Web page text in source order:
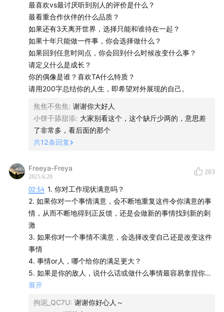
Q4-直播运营门槛低，怎样在这个领域有更好的发展
和晋升空间？
上手容易的工作，真正做好比较难，也更看重个人
的技巧和训练；
复盘是为了得到结论，在新的经历中验证结论的可
为什么去留学？每个人的选择不止有单一归因；
底层根本；
BGM：《Give Me》
最喜欢vs最讨厌听到别人的评价是什么？
最看重合作伙伴的什么品质？
如果还有3天离开世界，选择只能和谁待在一起？
如果十年只能做一件事，你会选择做什么？
如果回到任意时间点，你会回到什么时候改变什么事？
请定义什么是成长？
你的偶像是谁？喜欢TA什么特质？
请用200字总结你的人生，即希望对外展现的自己。
焦焦不焦焦: 谢谢你大好人
小饼干舔甜添: 大家别看这个，这个缺斤少两的，意思差
了非常多，看后面的那个
共12条回复
Freeya-Freya
2025.6.20
203
02:54 1. 你对工作现状满意吗？
2. 如果你对一个事情满意，会不断地重复这件令你满意的事
情，从而不断地得到正反馈，还是会做新的事情找到新的刺
激
3. 如果你对一个事情不满意，会选择改变自己还是改变这件
事情
4. 事情or人，哪个给你的满足更大？
5. 如果是你的敌人，说什么话或做什么事情最容易拿捏你，
能够在短时间内建立对TA的信任，而你比较不容易发现TA的
喜欢，TA假装成什么样子最容易成功？而你没有建立自己的
展开
拘泥_QC7U: 谢谢你好心人～